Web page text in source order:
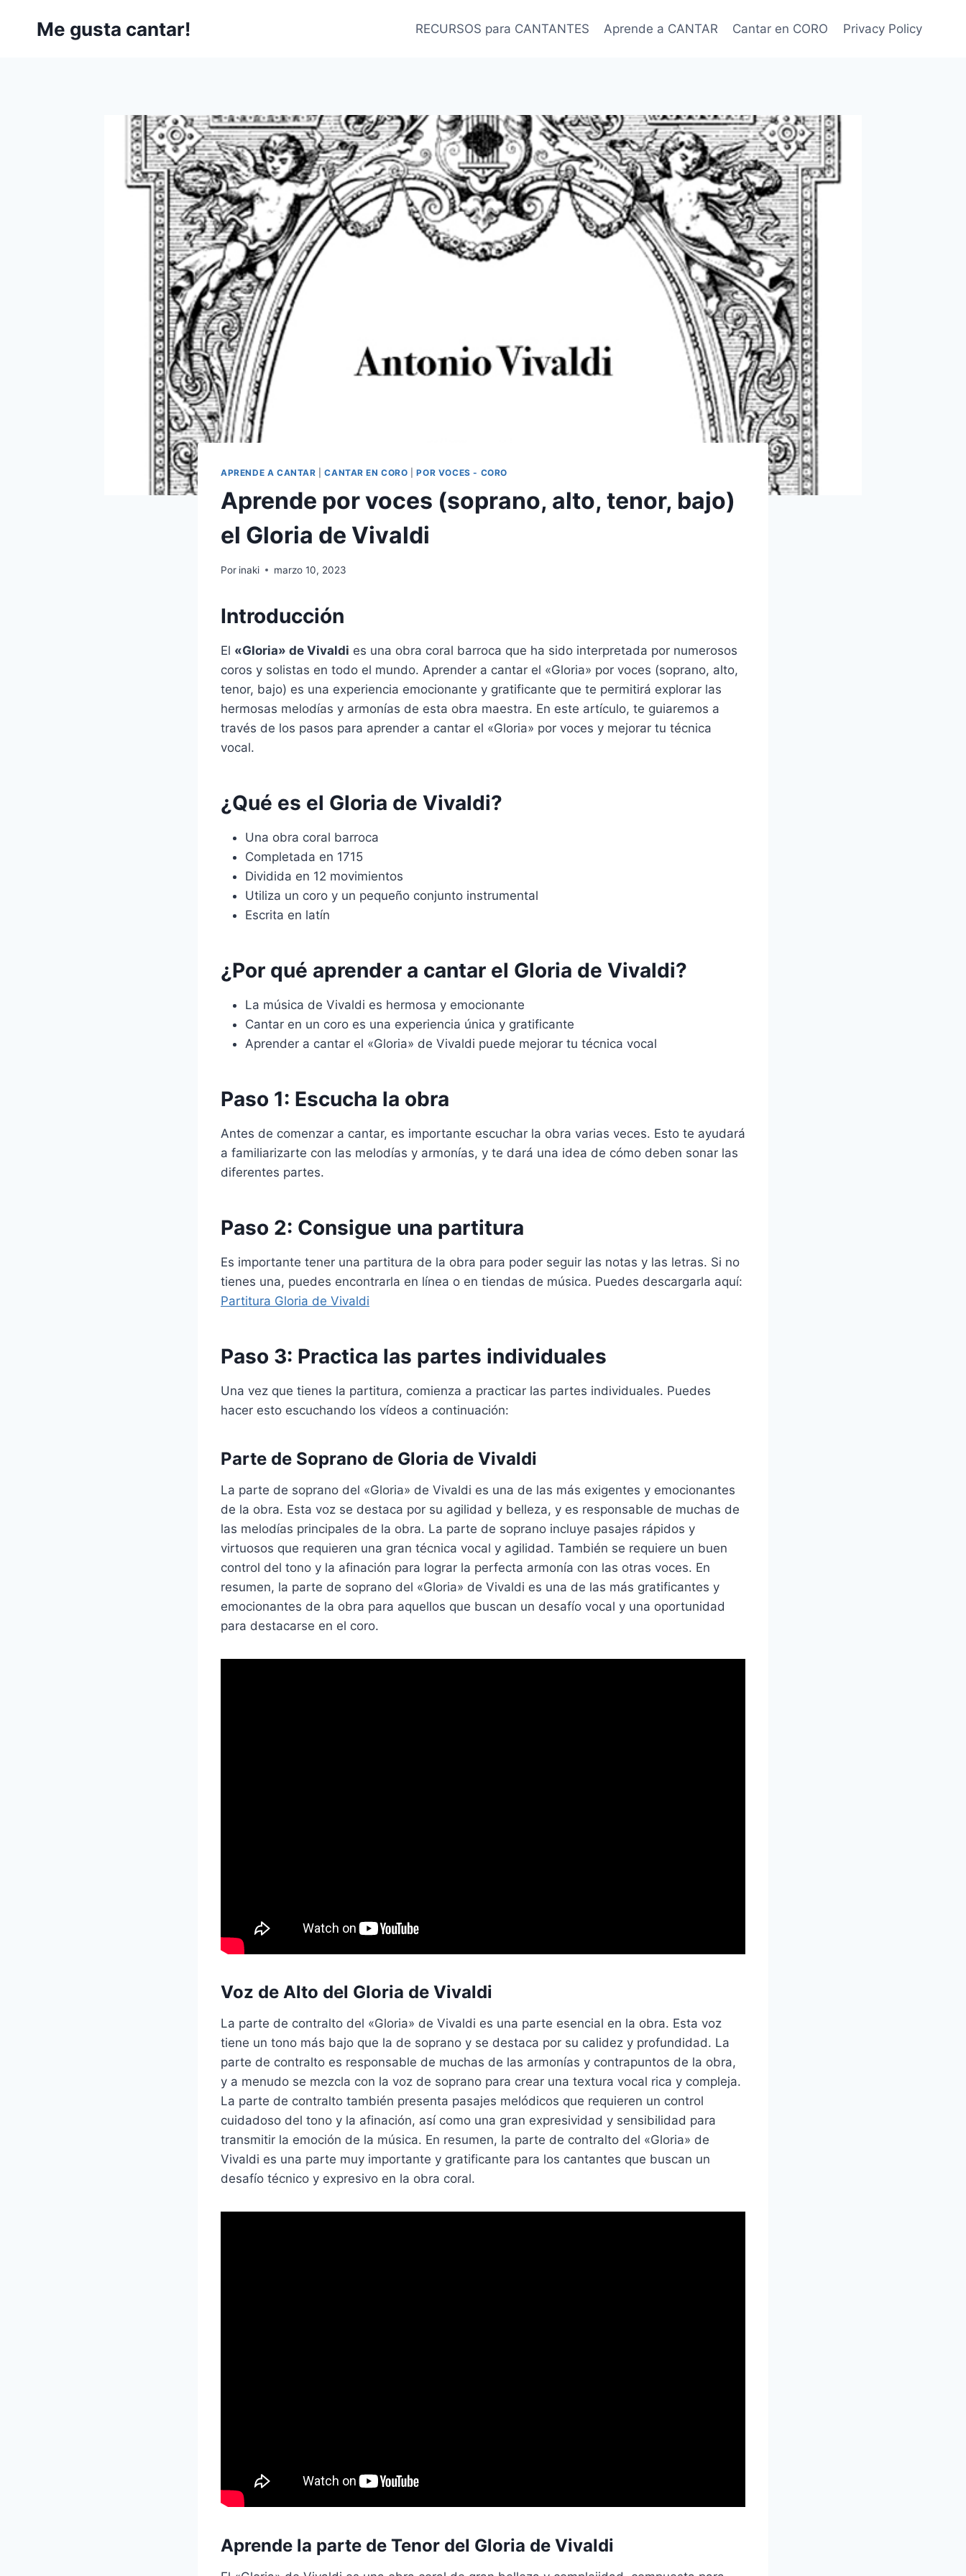
Me gusta cantar! RECURSOS para CANTANTES Aprende a CANTAR Cantar en CORO Privacy Policy
APRENDE A CANTAR |CANTAR EN CORO |POR VOCES - CORO
Aprende por voces (soprano, alto, tenor, bajo)
el Gloria de Vivaldi
Por inaki marzo 10, 2023
Introducción
El «Gloria» de Vivaldi es una obra coral barroca que ha sido interpretada por numerosos
coros y solistas en todo el mundo. Aprender a cantar el «Gloria» por voces (soprano, alto,
tenor, bajo) es una experiencia emocionante y gratificante que te permitirá explorar las
hermosas melodías y armonías de esta obra maestra. En este artículo, te guiaremos a
través de los pasos para aprender a cantar el «Gloria» por voces y mejorar tu técnica
vocal.
¿Qué es el Gloria de Vivaldi?
Una obra coral barroca
Completada en 1715
Dividida en 12 movimientos
Utiliza un coro y un pequeño conjunto instrumental
Escrita en latín
¿Por qué aprender a cantar el Gloria de Vivaldi?
La música de Vivaldi es hermosa y emocionante
Cantar en un coro es una experiencia única y gratificante
Aprender a cantar el «Gloria» de Vivaldi puede mejorar tu técnica vocal
Paso 1: Escucha la obra
Antes de comenzar a cantar, es importante escuchar la obra varias veces. Esto te ayudará
a familiarizarte con las melodías y armonías, y te dará una idea de cómo deben sonar las
diferentes partes.
Paso 2: Consigue una partitura
Es importante tener una partitura de la obra para poder seguir las notas y las letras. Si no
tienes una, puedes encontrarla en línea o en tiendas de música. Puedes descargarla aquí:
Partitura Gloria de Vivaldi
Paso 3: Practica las partes individuales
Una vez que tienes la partitura, comienza a practicar las partes individuales. Puedes
hacer esto escuchando los vídeos a continuación:
Parte de Soprano de Gloria de Vivaldi
La parte de soprano del «Gloria» de Vivaldi es una de las más exigentes y emocionantes
de la obra. Esta voz se destaca por su agilidad y belleza, y es responsable de muchas de
las melodías principales de la obra. La parte de soprano incluye pasajes rápidos y
virtuosos que requieren una gran técnica vocal y agilidad. También se requiere un buen
control del tono y la afinación para lograr la perfecta armonía con las otras voces. En
resumen, la parte de soprano del «Gloria» de Vivaldi es una de las más gratificantes y
emocionantes de la obra para aquellos que buscan un desafío vocal y una oportunidad
para destacarse en el coro.
Voz de Alto del Gloria de Vivaldi
La parte de contralto del «Gloria» de Vivaldi es una parte esencial en la obra. Esta voz
tiene un tono más bajo que la de soprano y se destaca por su calidez y profundidad. La
parte de contralto es responsable de muchas de las armonías y contrapuntos de la obra,
y a menudo se mezcla con la voz de soprano para crear una textura vocal rica y compleja.
La parte de contralto también presenta pasajes melódicos que requieren un control
cuidadoso del tono y la afinación, así como una gran expresividad y sensibilidad para
transmitir la emoción de la música. En resumen, la parte de contralto del «Gloria» de
Vivaldi es una parte muy importante y gratificante para los cantantes que buscan un
desafío técnico y expresivo en la obra coral.
Aprende la parte de Tenor del Gloria de Vivaldi